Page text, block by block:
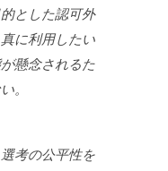
とした認可外
に利用したい
懸念されるた
。
考の公平性を